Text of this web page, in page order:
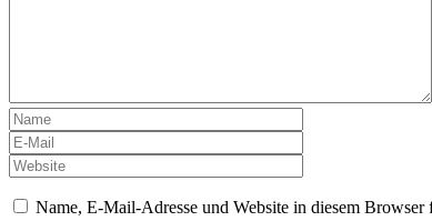
Name, E-Mail-Adresse und Website in diesem Browser